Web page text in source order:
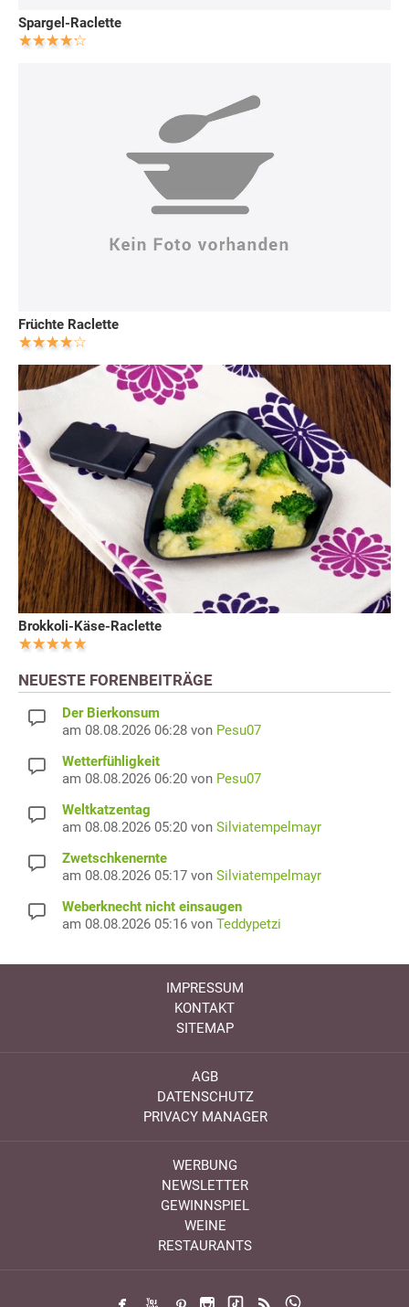
Spargel-Raclette
Früchte Raclette
Brokkoli-Käse-Raclette
NEUESTE FORENBEITRÄGE
Der Bierkonsum
am 08.08.2026 06:28 von Pesu07
Wetterfühligkeit
am 08.08.2026 06:20 von Pesu07
Weltkatzentag
am 08.08.2026 05:20 von Silviatempelmayr
Zwetschkenernte
am 08.08.2026 05:17 von Silviatempelmayr
Weberknecht nicht einsaugen
am 08.08.2026 05:16 von Teddypetzi
IMPRESSUM
KONTAKT
SITEMAP
AGB
DATENSCHUTZ
PRIVACY MANAGER
WERBUNG
NEWSLETTER
GEWINNSPIEL
WEINE
RESTAURANTS